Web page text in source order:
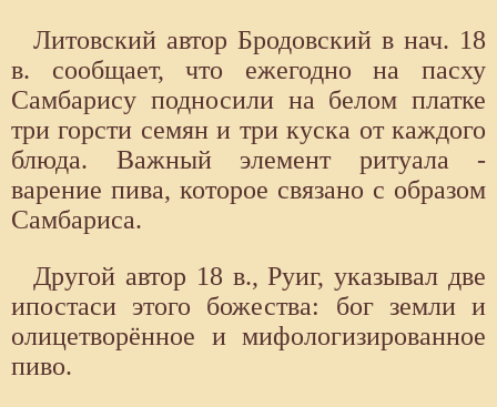
Литовский автор Бродовский в нач. 18
в. сообщает, что ежегодно на пасху
Самбарису подносили на белом платке
три горсти семян и три куска от каждого
блюда. Важный элемент ритуала -
варение пива, которое связано с образом
Самбариса.
Другой автор 18 в., Руиг, указывал две
ипостаси этого божества: бог земли и
олицетворённое и мифологизированное
пиво.